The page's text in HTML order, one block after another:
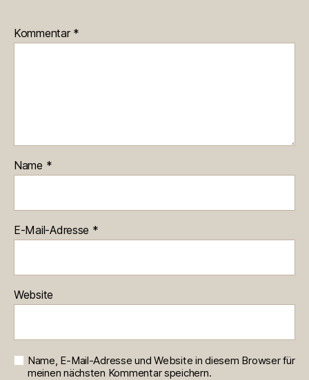
Kommentar *
Name *
E-Mail-Adresse *
Website
Name, E-Mail-Adresse und Website in diesem Browser für
meinen nächsten Kommentar speichern.